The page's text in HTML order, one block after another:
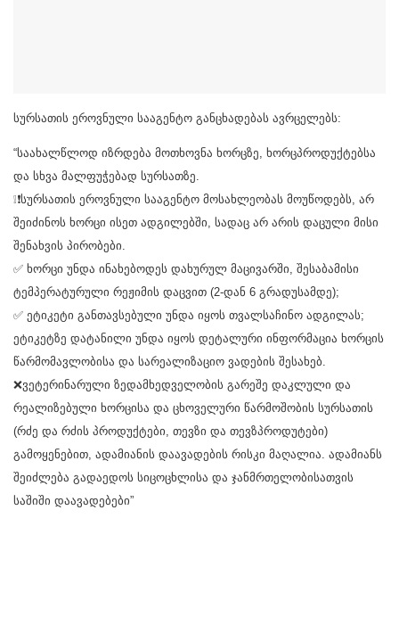
სურსათის ეროვნული სააგენტო განცხადებას ავრცელებს:
“საახალწლოდ იზრდება მოთხოვნა ხორცზე, ხორცპროდუქტებსა
და სხვა მალფუჭებად სურსათზე.
❕❗სურსათის ეროვნული სააგენტო მოსახლეობას მოუწოდებს, არ
შეიძინოს ხორცი ისეთ ადგილებში, სადაც არ არის დაცული მისი
შენახვის პირობები.
✅ ხორცი უნდა ინახებოდეს დახურულ მაცივარში, შესაბამისი
ტემპერატურული რეჟიმის დაცვით (2-დან 6 გრადუსამდე);
✅ ეტიკეტი განთავსებული უნდა იყოს თვალსაჩინო ადგილას;
ეტიკეტზე დატანილი უნდა იყოს დეტალური ინფორმაცია ხორცის
წარმომავლობისა და სარეალიზაციო ვადების შესახებ.
❌ვეტერინარული ზედამხედველობის გარეშე დაკლული და
რეალიზებული ხორცისა და ცხოველური წარმოშობის სურსათის
(რძე და რძის პროდუქტები, თევზი და თევზპროდუტები)
გამოყენებით, ადამიანის დაავადების რისკი მაღალია. ადამიანს
შეიძლება გადაედოს სიცოცხლისა და ჯანმრთელობისათვის
საშიში დაავადებები”